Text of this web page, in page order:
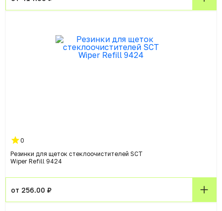
0
Резинки для щеток стеклоочистителей SCT
Wiper Refill 9424
от 256.00 ₽